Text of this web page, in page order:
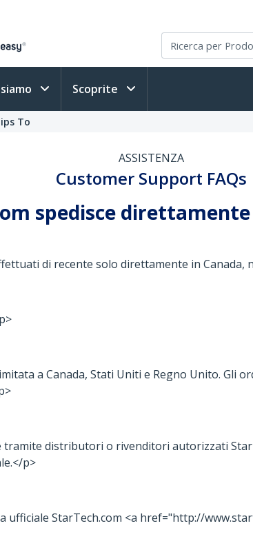
Scoprite
To
ASSISTENZA
Customer Support FAQs
spedisce
di recente solo direttamente in Canada,
a Canada, Stati Uniti e Regno Unito. Gli
distributori o rivenditori autorizzati
p>
StarTech.com <a href="http://